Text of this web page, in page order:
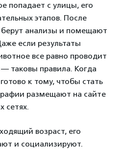
попадает с улицы, его
этапов. После
анализы и помещают
если результаты
все равно проводит
таковы правила. Когда
к тому, чтобы стать
размещают на сайте
сетях.
возраст, его
и социализируют.